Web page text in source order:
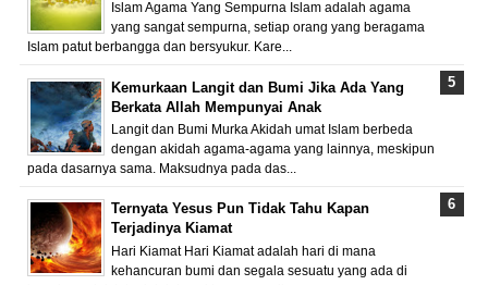
Islam Agama Yang Sempurna Islam adalah agama
yang sangat sempurna, setiap orang yang beragama
Islam patut berbangga dan bersyukur. Kare...
Kemurkaan Langit dan Bumi Jika Ada Yang
Berkata Allah Mempunyai Anak
Langit dan Bumi Murka Akidah umat Islam berbeda
dengan akidah agama-agama yang lainnya, meskipun
pada dasarnya sama. Maksudnya pada das...
Ternyata Yesus Pun Tidak Tahu Kapan
Terjadinya Kiamat
Hari Kiamat Hari Kiamat adalah hari di mana
kehancuran bumi dan segala sesuatu yang ada di